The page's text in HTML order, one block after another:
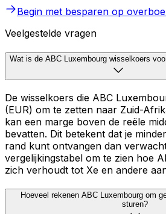
Begin met besparen op
Veelgestelde vragen
Wat is de ABC Luxembourg wisselkoers
De wisselkoers die ABC
(EUR) om te zetten naar Zuid-
kan een marge boven de reële
bevatten. Dit betekent dat je
rand kunt ontvangen dan
vergelijkingstabel om te zien hoe
zich verhoudt tot Xe en andere
Hoeveel rekenen ABC Luxembourg om
sturen?